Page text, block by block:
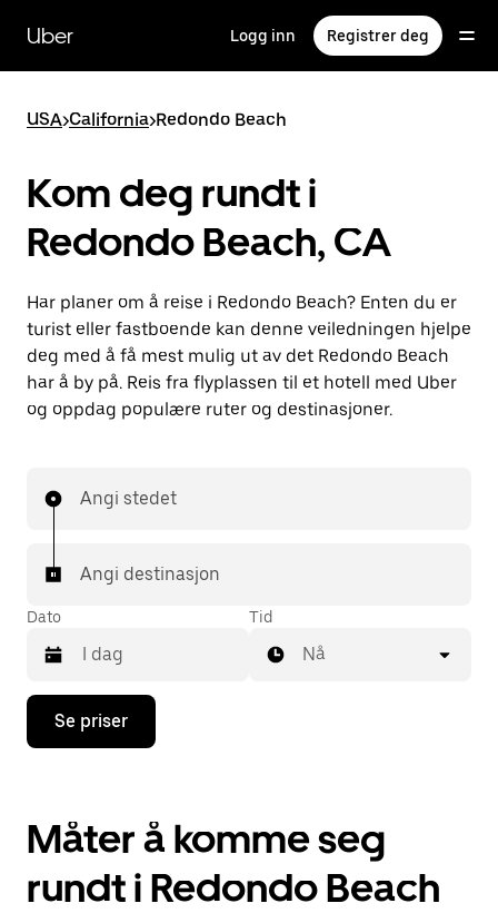
hovedinnholdet
Uber Logg inn Registrer deg
USA>California>Redondo Beach
Kom deg rundt i
Redondo Beach, CA
Har planer om å reise i Redondo Beach? Enten du er
turist eller fastboende kan denne veiledningen hjelpe
deg med å få mest mulig ut av det Redondo Beach
har å by på. Reis fra flyplassen til et hotell med Uber
og oppdag populære ruter og destinasjoner.
Angi stedet
Angi destinasjon
Dato
Trykk
piltast
åpne
kalenderen
velge
Tid
Nå
Se priser
Måter å komme seg
rundt i Redondo Beach